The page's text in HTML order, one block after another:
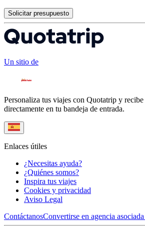
Solicitar presupuesto
Un sitio de
Personaliza tus viajes con Quotatrip y recibe
directamente en tu bandeja de entrada.
Enlaces útiles
¿Necesitas ayuda?
¿Quiénes somos?
Inspira tus viajes
Cookies y privacidad
Aviso Legal
ContáctanosConvertirse en agencia asociada